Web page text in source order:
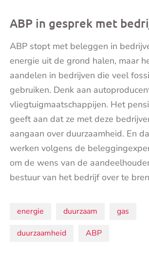
ABP in gesprek met
ABP stopt met beleggen in
energie uit de grond halen, maar
aandelen in bedrijven die veel
gebruiken. Denk aan
vliegtuigmaatschappijen. Het
geeft aan dat ze met deze
aangaan over duurzaamheid. En
werken volgens de
om de wens van de
bestuur van het bedrijf over te
Onderwerpen:
energie duurzaam gas
duurzaamheid ABP